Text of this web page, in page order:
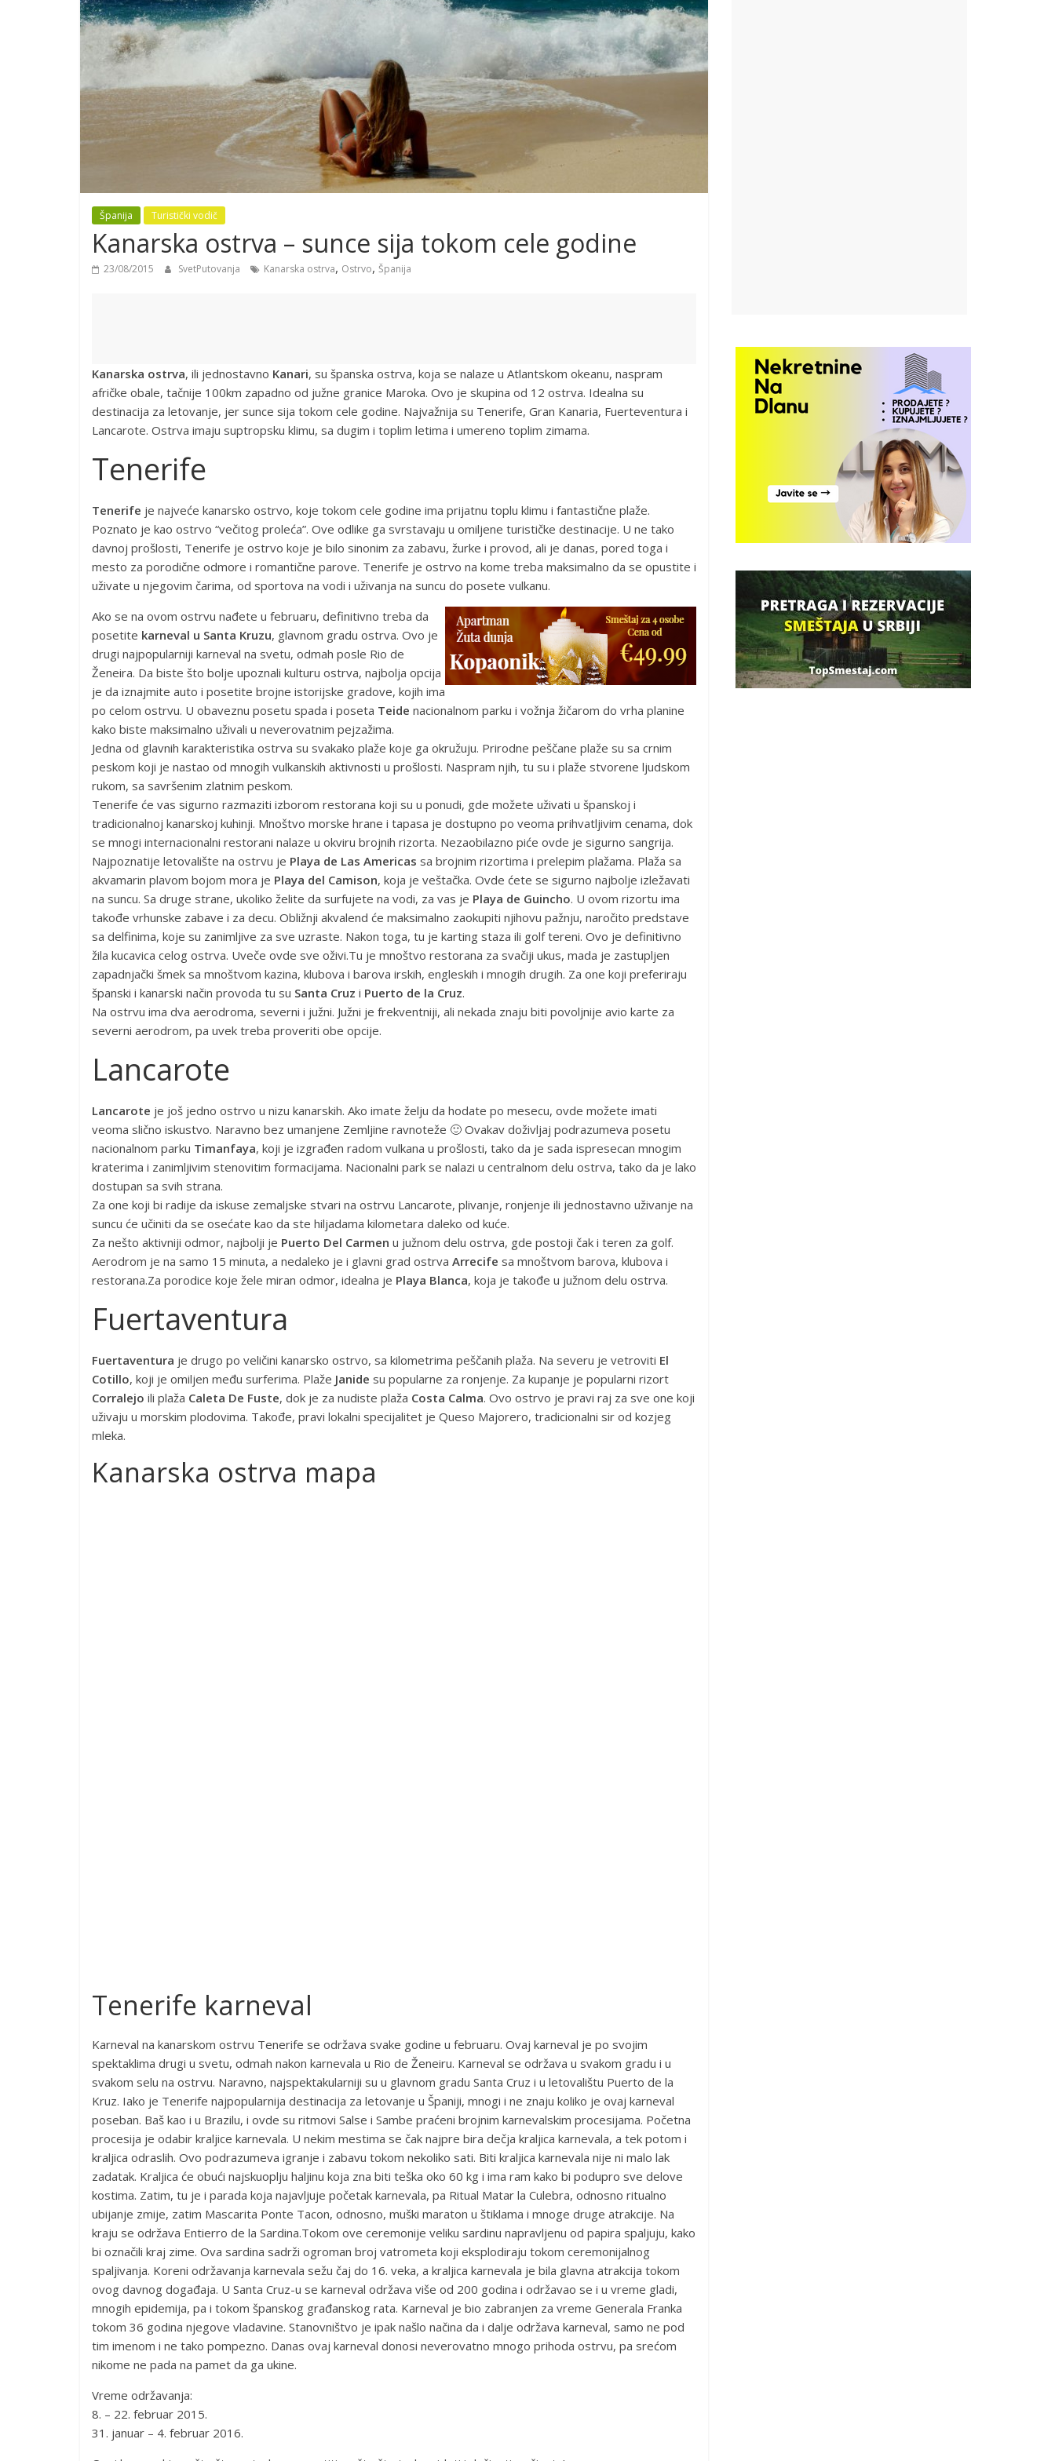
Španija Turistički vodič
Kanarska ostrva – sunce sija tokom cele godine
23/08/2015 SvetPutovanja Kanarska ostrva, Ostrvo, Španija
Kanarska ostrva, ili jednostavno Kanari, su španska ostrva, koja se nalaze u Atlantskom okeanu, naspram
afričke obale, tačnije 100km zapadno od južne granice Maroka. Ovo je skupina od 12 ostrva. Idealna su
destinacija za letovanje, jer sunce sija tokom cele godine. Najvažnija su Tenerife, Gran Kanaria, Fuerteventura i
Lancarote. Ostrva imaju suptropsku klimu, sa dugim i toplim letima i umereno toplim zimama.
Tenerife
Tenerife je najveće kanarsko ostrvo, koje tokom cele godine ima prijatnu toplu klimu i fantastične plaže.
Poznato je kao ostrvo “večitog proleća”. Ove odlike ga svrstavaju u omiljene turističke destinacije. U ne tako
davnoj prošlosti, Tenerife je ostrvo koje je bilo sinonim za zabavu, žurke i provod, ali je danas, pored toga i
mesto za porodične odmore i romantične parove. Tenerife je ostrvo na kome treba maksimalno da se opustite i
uživate u njegovim čarima, od sportova na vodi i uživanja na suncu do posete vulkanu.
Ako se na ovom ostrvu nađete u februaru, definitivno treba da
posetite karneval u Santa Kruzu, glavnom gradu ostrva. Ovo je
drugi najpopularniji karneval na svetu, odmah posle Rio de
Ženeira. Da biste što bolje upoznali kulturu ostrva, najbolja opcija
je da iznajmite auto i posetite brojne istorijske gradove, kojih ima
po celom ostrvu. U obaveznu posetu spada i poseta Teide nacionalnom parku i vožnja žičarom do vrha planine
kako biste maksimalno uživali u neverovatnim pejzažima.
Jedna od glavnih karakteristika ostrva su svakako plaže koje ga okružuju. Prirodne peščane plaže su sa crnim
peskom koji je nastao od mnogih vulkanskih aktivnosti u prošlosti. Naspram njih, tu su i plaže stvorene ljudskom
rukom, sa savršenim zlatnim peskom.
Tenerife će vas sigurno razmaziti izborom restorana koji su u ponudi, gde možete uživati u španskoj i
tradicionalnoj kanarskoj kuhinji. Mnoštvo morske hrane i tapasa je dostupno po veoma prihvatljivim cenama, dok
se mnogi internacionalni restorani nalaze u okviru brojnih rizorta. Nezaobilazno piće ovde je sigurno sangrija.
Najpoznatije letovalište na ostrvu je Playa de Las Americas sa brojnim rizortima i prelepim plažama. Plaža sa
akvamarin plavom bojom mora je Playa del Camison, koja je veštačka. Ovde ćete se sigurno najbolje izležavati
na suncu. Sa druge strane, ukoliko želite da surfujete na vodi, za vas je Playa de Guincho. U ovom rizortu ima
takođe vrhunske zabave i za decu. Obližnji akvalend će maksimalno zaokupiti njihovu pažnju, naročito predstave
sa delfinima, koje su zanimljive za sve uzraste. Nakon toga, tu je karting staza ili golf tereni. Ovo je definitivno
žila kucavica celog ostrva. Uveče ovde sve oživi.Tu je mnoštvo restorana za svačiji ukus, mada je zastupljen
zapadnjački šmek sa mnoštvom kazina, klubova i barova irskih, engleskih i mnogih drugih. Za one koji preferiraju
španski i kanarski način provoda tu su Santa Cruz i Puerto de la Cruz.
Na ostrvu ima dva aerodroma, severni i južni. Južni je frekventniji, ali nekada znaju biti povoljnije avio karte za
severni aerodrom, pa uvek treba proveriti obe opcije.
Lancarote
Lancarote je još jedno ostrvo u nizu kanarskih. Ako imate želju da hodate po mesecu, ovde možete imati
veoma slično iskustvo. Naravno bez umanjene Zemljine ravnoteže 🙂 Ovakav doživljaj podrazumeva posetu
nacionalnom parku Timanfaya, koji je izgrađen radom vulkana u prošlosti, tako da je sada ispresecan mnogim
kraterima i zanimljivim stenovitim formacijama. Nacionalni park se nalazi u centralnom delu ostrva, tako da je lako
dostupan sa svih strana.
Za one koji bi radije da iskuse zemaljske stvari na ostrvu Lancarote, plivanje, ronjenje ili jednostavno uživanje na
suncu će učiniti da se osećate kao da ste hiljadama kilometara daleko od kuće.
Za nešto aktivniji odmor, najbolji je Puerto Del Carmen u južnom delu ostrva, gde postoji čak i teren za golf.
Aerodrom je na samo 15 minuta, a nedaleko je i glavni grad ostrva Arrecife sa mnoštvom barova, klubova i
restorana.Za porodice koje žele miran odmor, idealna je Playa Blanca, koja je takođe u južnom delu ostrva.
Fuertaventura
Fuertaventura je drugo po veličini kanarsko ostrvo, sa kilometrima peščanih plaža. Na severu je vetroviti El
Cotillo, koji je omiljen među surferima. Plaže Janide su popularne za ronjenje. Za kupanje je popularni rizort
Corralejo ili plaža Caleta De Fuste, dok je za nudiste plaža Costa Calma. Ovo ostrvo je pravi raj za sve one koji
uživaju u morskim plodovima. Takođe, pravi lokalni specijalitet je Queso Majorero, tradicionalni sir od kozjeg
mleka.
Kanarska ostrva mapa
Tenerife karneval
Karneval na kanarskom ostrvu Tenerife se održava svake godine u februaru. Ovaj karneval je po svojim
spektaklima drugi u svetu, odmah nakon karnevala u Rio de Ženeiru. Karneval se održava u svakom gradu i u
svakom selu na ostrvu. Naravno, najspektakularniji su u glavnom gradu Santa Cruz i u letovalištu Puerto de la
Kruz. Iako je Tenerife najpopularnija destinacija za letovanje u Španiji, mnogi i ne znaju koliko je ovaj karneval
poseban. Baš kao i u Brazilu, i ovde su ritmovi Salse i Sambe praćeni brojnim karnevalskim procesijama. Početna
procesija je odabir kraljice karnevala. U nekim mestima se čak najpre bira dečja kraljica karnevala, a tek potom i
kraljica odraslih. Ovo podrazumeva igranje i zabavu tokom nekoliko sati. Biti kraljica karnevala nije ni malo lak
zadatak. Kraljica će obući najskuoplju haljinu koja zna biti teška oko 60 kg i ima ram kako bi podupro sve delove
kostima. Zatim, tu je i parada koja najavljuje početak karnevala, pa Ritual Matar la Culebra, odnosno ritualno
ubijanje zmije, zatim Mascarita Ponte Tacon, odnosno, muški maraton u štiklama i mnoge druge atrakcije. Na
kraju se održava Entierro de la Sardina.Tokom ove ceremonije veliku sardinu napravljenu od papira spaljuju, kako
bi označili kraj zime. Ova sardina sadrži ogroman broj vatrometa koji eksplodiraju tokom ceremonijalnog
spaljivanja. Koreni održavanja karnevala sežu čaj do 16. veka, a kraljica karnevala je bila glavna atrakcija tokom
ovog davnog događaja. U Santa Cruz-u se karneval održava više od 200 godina i održavao se i u vreme gladi,
mnogih epidemija, pa i tokom španskog građanskog rata. Karneval je bio zabranjen za vreme Generala Franka
tokom 36 godina njegove vladavine. Stanovništvo je ipak našlo načina da i dalje održava karneval, samo ne pod
tim imenom i ne tako pompezno. Danas ovaj karneval donosi neverovatno mnogo prihoda ostrvu, pa srećom
nikome ne pada na pamet da ga ukine.
Vreme održavanja:
8. – 22. februar 2015.
31. januar – 4. februar 2016.